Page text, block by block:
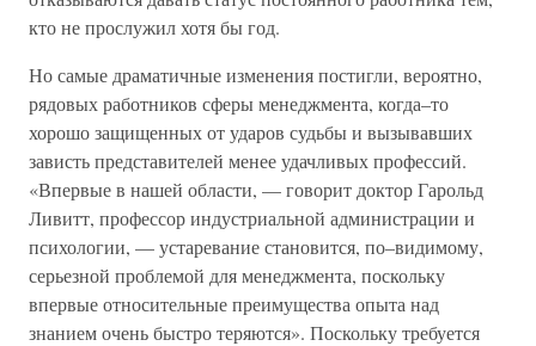
кто не прослужил хотя бы год.
Но самые драматичные изменения постигли, вероятно,
рядовых работников сферы менеджмента, когда–то
хорошо защищенных от ударов судьбы и вызывавших
зависть представителей менее удачливых профессий.
«Впервые в нашей области, — говорит доктор Гарольд
Ливитт, профессор индустриальной администрации и
психологии, — устаревание становится, по–видимому,
серьезной проблемой для менеджмента, поскольку
впервые относительные преимущества опыта над
знанием очень быстро теряются». Поскольку требуется